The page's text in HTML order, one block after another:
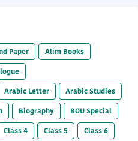
Paper
Alim Books
Arabic Letter
Arabic Studies
Biography
BOU Special
Class 4 Class 5
Class 6